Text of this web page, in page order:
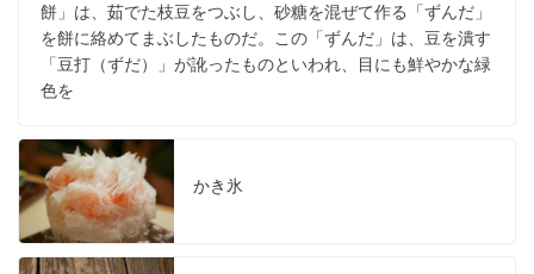
餅」は、茹でた枝豆をつぶし、砂糖を混ぜて作る「ずんだ」
を餅に絡めてまぶしたものだ。この「ずんだ」は、豆を潰す
「豆打（ずだ）」が訛ったものといわれ、目にも鮮やかな緑
色を
かき氷